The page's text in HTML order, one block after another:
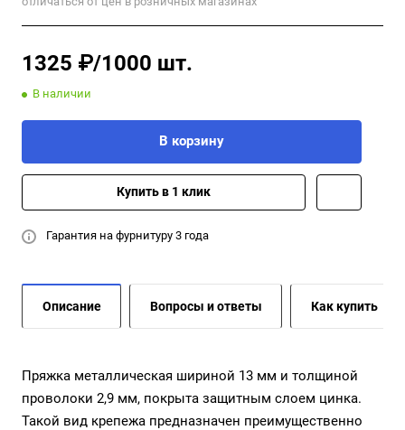
1325 ₽/1000 шт.
В наличии
В корзину
Купить в 1 клик
Гарантия на фурнитуру 3 года
Описание Вопросы и ответы Как купить
Пряжка металлическая шириной 13 мм и толщиной
проволоки 2,9 мм, покрыта защитным слоем цинка.
Такой вид крепежа предназначен преимущественно